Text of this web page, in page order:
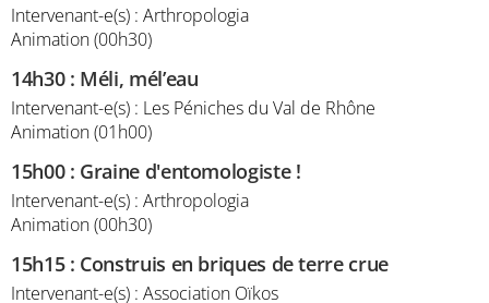
Intervenant-e(s) : Arthropologia
Animation (00h30)
14h30: Méli, mél’eau
Intervenant-e(s) : Les Péniches du Val de Rhône
Animation (01h00)
15h00: Graine d'entomologiste !
Intervenant-e(s) : Arthropologia
Animation (00h30)
15h15: Construis en briques de terre crue
Intervenant-e(s) : Association Oïkos